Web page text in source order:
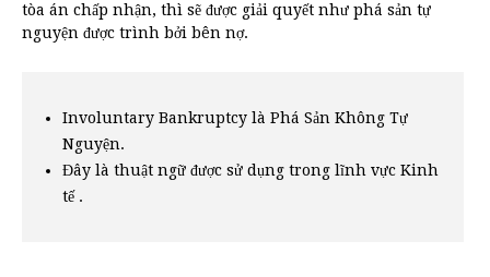
tòa án chấp nhận, thì sẽ được giải quyết như phá sản tự
nguyện được trình bởi bên nợ.
Involuntary Bankruptcy là Phá Sản Không Tự
Nguyện.
Đây là thuật ngữ được sử dụng trong lĩnh vực Kinh
tế .